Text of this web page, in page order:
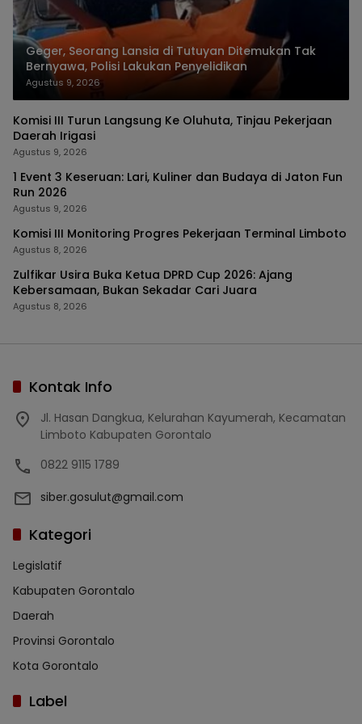
Geger, Seorang Lansia di Tutuyan Ditemukan Tak
Bernyawa, Polisi Lakukan Penyelidikan
Agustus 9, 2026
Komisi III Turun Langsung Ke Oluhuta, Tinjau Pekerjaan
Daerah Irigasi
Agustus 9, 2026
1 Event 3 Keseruan: Lari, Kuliner dan Budaya di Jaton Fun
Run 2026
Agustus 9, 2026
Komisi III Monitoring Progres Pekerjaan Terminal Limboto
Agustus 8, 2026
Zulfikar Usira Buka Ketua DPRD Cup 2026: Ajang
Kebersamaan, Bukan Sekadar Cari Juara
Agustus 8, 2026
Kontak Info
Jl. Hasan Dangkua, Kelurahan Kayumerah, Kecamatan
Limboto Kabupaten Gorontalo
0822 9115 1789
siber.gosulut@gmail.com
Kategori
Legislatif
Kabupaten Gorontalo
Daerah
Provinsi Gorontalo
Kota Gorontalo
Label